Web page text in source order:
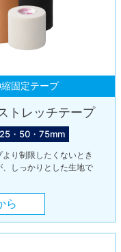
固定テープ
トレッチテープ
・50・75mm
り制限したくないとき
しっかりとした生地で
ら